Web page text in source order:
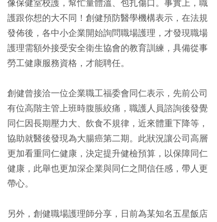
像保健室校護，幫忙量體溫、包扎傷口。事實上，職
護跟你想的大不同！創健預防醫學機構表示，在法規
發佈後，各中小企業開始詢問職場護理，才發現職場
護理需額外接受安全衛生協會的教育訓練，具備從事
勞工健康服務資格，才能聘任。
創健曾接洽一位企業職工福委會同仁表示，先前公司
有位高階主管上班時腹脹絞痛，職護人員諮詢後發覺
同仁因長期壓力大、飲食不規律，近來體重下降等，
協助就醫後發現為大腸癌第二期。此狀況讓公司高層
更加看重同仁健康，決定提升健檢預算，以保障同仁
健康，此舉也更加深企業與同仁之間信任感，帶人更
帶心。
另外，創健職場護理師分享，日前為某知名五星飯店